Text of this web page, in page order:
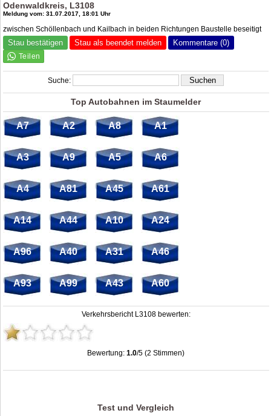
Odenwaldkreis, L3108
Meldung vom: 31.07.2017, 18:01 Uhr
zwischen Schöllenbach und Kailbach in beiden Richtungen Baustelle beseitigt
Stau bestätigen Stau als beendet melden Kommentare (0)
Suche:
Top Autobahnen im Staumelder
A7 A2 A8 A1
A3 A9 A5 A6
A4 A81 A45 A61
A14 A44 A10 A24
A96 A40 A31 A46
A93 A99 A43 A60
Verkehrsbericht L3108 bewerten:
Bewertung:1.0/5 (2 Stimmen)
Stau L3108: Unfälle, Sperrung & Baustellen | Staumelder L3108 ,1.0out of5
Test und Vergleich